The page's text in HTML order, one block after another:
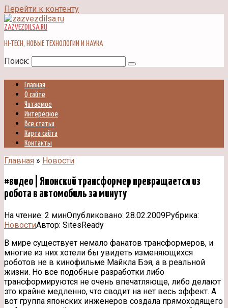
Перейти к контенту
ZAZVEZDILSA.RU
HI-TECH, НОВЫЕ ТЕХНОЛОГИИ И НАУКА
Поиск:
Главная
О сайте
Читаемое
Интересное
Все статьи
Карта сайта
Контакты
Главная » Новости
#видео | Японский трансформер превращается из
робота в автомобиль за минуту
На чтение: 2 минОпубликовано: 28.02.2009Рубрика:
НовостиАвтор: SitesReady
В мире существует немало фанатов трансформеров, и
многие из них хотели бы увидеть изменяющихся
роботов не в кинофильме Майкла Бэя, а в реальной
жизни. Но все подобные разработки либо
трансформируются не очень впечатляюще, либо делают
это крайне медленно, что сводит на нет весь эффект. А
вот группа японских инженеров создала прямоходящего